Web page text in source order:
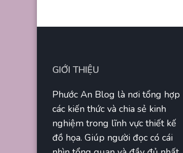
GIỚI THIỆU
Phước An Blog là nơi tổng hợp
các kiến thức và chia sẻ kinh
nghiệm trong lĩnh vực thiết kế
đồ họa. Giúp người đọc có cái